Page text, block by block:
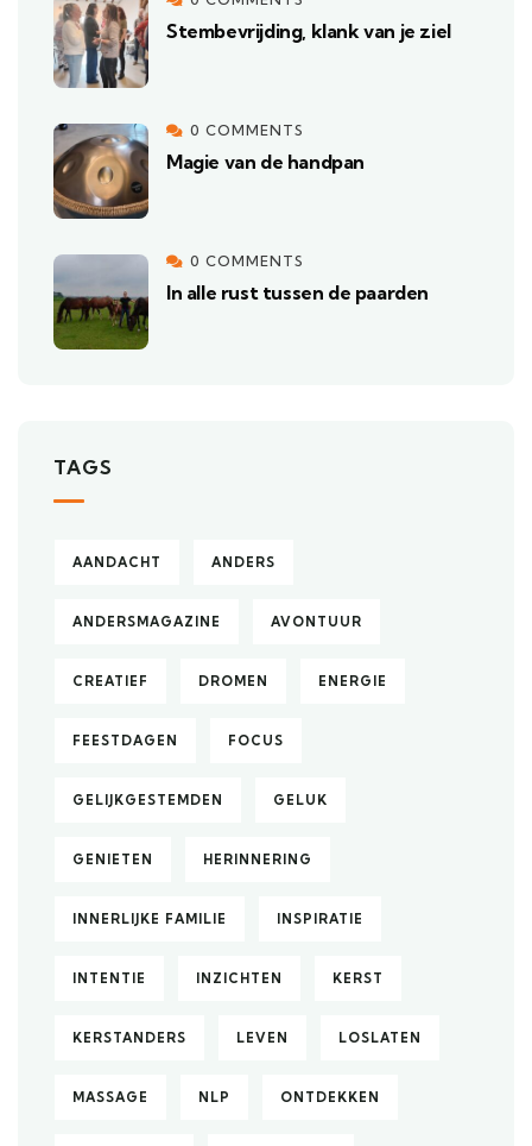
Stembevrijding, klank van je ziel
0 COMMENTS
Magie van de handpan
0 COMMENTS
In alle rust tussen de paarden
TAGS
AANDACHT ANDERS
ANDERSMAGAZINE AVONTUUR
CREATIEF DROMEN ENERGIE
FEESTDAGEN FOCUS
GELIJKGESTEMDEN GELUK
GENIETEN HERINNERING
INNERLIJKE FAMILIE INSPIRATIE
INTENTIE INZICHTEN KERST
KERSTANDERS LEVEN LOSLATEN
MASSAGE NLP ONTDEKKEN